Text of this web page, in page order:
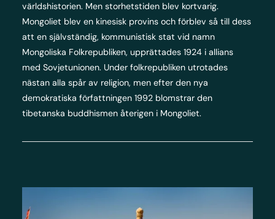
världshistorien. Men storhetstiden blev kortvarig.
Mongoliet blev en kinesisk provins och förblev så till dess
att en självständig, kommunistisk stat vid namn
Mongoliska Folkrepubliken, upprättades 1924 i allians
med Sovjetunionen. Under folkrepubliken utrotades
nästan alla spår av religion, men efter den nya
demokratiska författningen 1992 blomstrar den
tibetanska buddhismen återigen i Mongoliet.